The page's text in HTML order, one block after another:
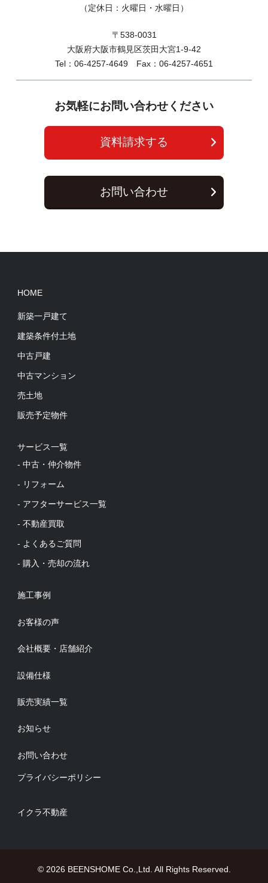
（定休日：火曜日・水曜日）
〒538-0031
大阪府大阪市鶴見区茨田大宮1-9-42
Tel：06-4257-4649 Fax：06-4257-4651
お気軽にお問い合わせください
資料請求する
お問い合わせ
HOME
新築一戸建て
建築条件付土地
中古戸建
中古マンション
売土地
販売予定物件
サービス一覧
- 中古・仲介物件
- リフォーム
- アフターサービス一覧
- 不動産買取
- よくあるご質問
- 購入・売却の流れ
施工事例
お客様の声
会社概要・店舗紹介
設備仕様
販売実績一覧
お知らせ
お問い合わせ
プライバシーポリシー
イクラ不動産
© 2026 BEENSHOME Co.,Ltd. All Rights Reserved.